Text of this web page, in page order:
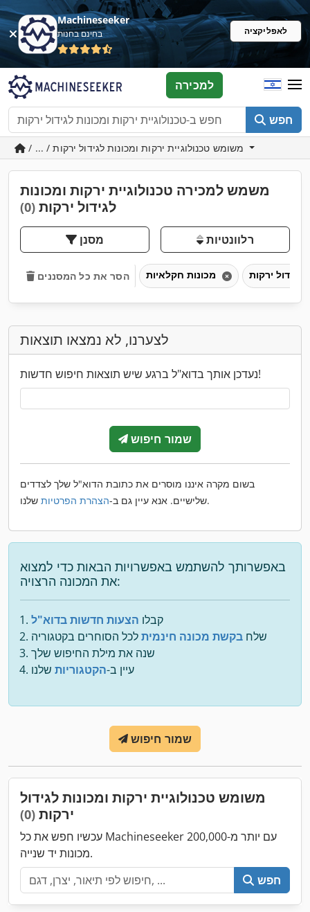
Machineseeker
בחינם בחנות לאפליקציה
חפש
למכירה
משמש למכירה טכנולוגיית ירקות ומכונות
לגידול ירקות (0)
מסנן רלוונטיות
הסר את כל המסננים
לצערנו, לא נמצאו תוצאות
נעדכן אותך בדוא"ל ברגע שיש תוצאות חיפוש חדשות!
שמור חיפוש
בשום מקרה איננו מוסרים את כתובת הדוא"ל שלך לצדדים
שלישיים. אנא עיין גם ב-הצהרת הפרטיות שלנו.
באפשרותך להשתמש באפשרויות הבאות כדי למצוא
את המכונה הרצויה:
קבלו הצעות חדשות בדוא"ל
שלח בקשת מכונה חינמיתלכל הסוחרים בקטגוריה
שנה את מילת החיפוש שלך
עיין ב-הקטגוריות שלנו
שמור חיפוש
משומש טכנולוגיית ירקות ומכונות לגידול
ירקות (0)
עכשיו חפש את כל Machineseeker עם יותר מ-200,000
מכונות יד שנייה.
חפש